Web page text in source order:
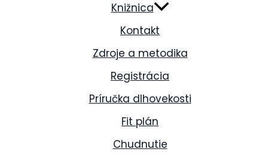
Knižnica
Kontakt
Zdroje a metodika
Registrácia
Príručka dlhovekosti
Fit plán
Chudnutie